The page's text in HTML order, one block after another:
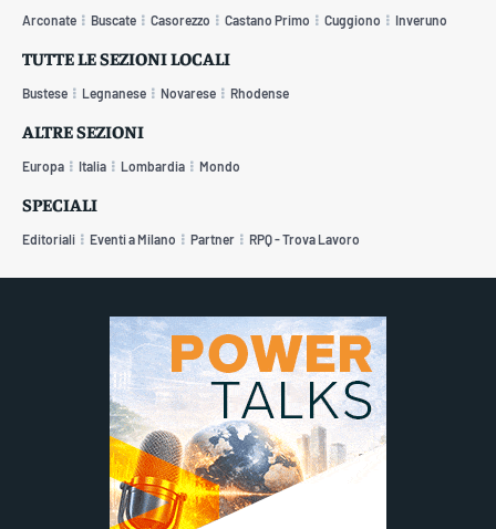
Arconate Buscate Casorezzo Castano Primo Cuggiono Inveruno
TUTTE LE SEZIONI LOCALI
Bustese Legnanese Novarese Rhodense
ALTRE SEZIONI
Europa Italia Lombardia Mondo
SPECIALI
Editoriali Eventi a Milano Partner RPQ - Trova Lavoro